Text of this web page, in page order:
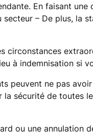
En faisant une
– De plus, la
à indemnisation si
peuvent ne pas
sécurité de toutes
ou une annulation